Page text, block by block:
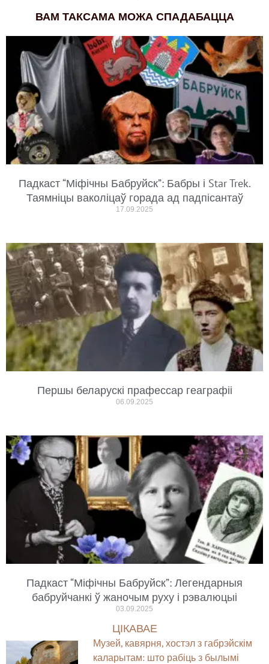
ВАМ ТАКСАМА МОЖА СПАДАБАЦЦА
Падкаст “Міфічны Бабруйск”: Бабры і Star Trek.
Таямніцы ваколіцаў горада ад падпісантаў
17.09.2025
Першы беларускі прафессар геаграфіі
06.09.2025
Падкаст “Міфічны Бабруйск”: Легендарныя
бабруйчанкі ў жаночым руху і рэвалюцыі
03.09.2025
ЦІКАВАЕ
Музей, кавярня, хостэл з габрэйскім
каларытам: што рабіць з былымі